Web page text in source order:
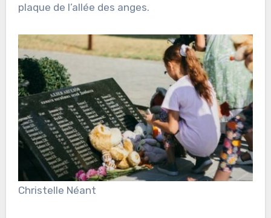
plaque de l’allée des anges.
Christelle Néant